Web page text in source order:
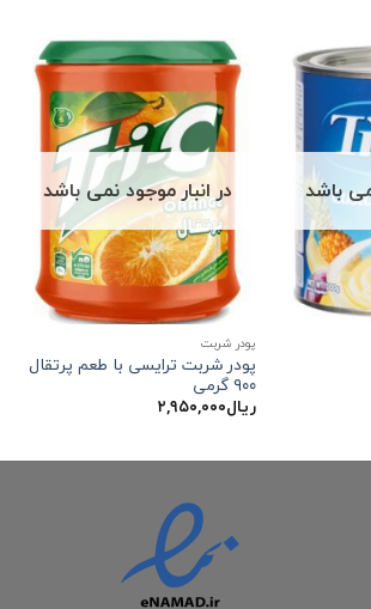
باشد در انبار موجود نمی باشد
پودر شربت
پودر شربت ترایسی با طعم پرتقال
۹۰۰ گرمی
ریال۲,۹۵۰,۰۰۰